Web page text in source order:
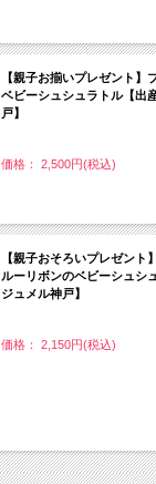
【親子お揃いプレゼント】
ベビーシュシュラトル【出
戸】
価格： 2,500円(税込)
【親子おそろいプレゼント
ルーリボンのベビーシュシ
ジュメル神戸】
価格： 2,150円(税込)